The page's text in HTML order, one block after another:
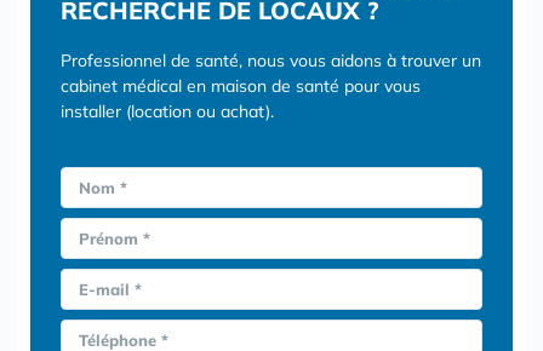
RECHERCHE DE LOCAUX ?
Professionnel de santé, nous vous aidons à trouver un
cabinet médical en maison de santé pour vous
installer (location ou achat).
Nom *
Prénom *
E-mail *
Téléphone *